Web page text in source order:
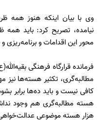
وی با بیان اینکه هنوز همه
نیامده، تصریح کرد: باید همه
محور این اقدامات و برنامه‌ریزی
فرمانده قرارگاه فرهنگی
مطالبه‌گری، تکثیر هسته‌ها
کافی نیست و باید ده‌ها برابر
هزار هسته موضوعی